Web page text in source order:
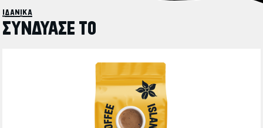
ιδανικά
ΣΥΝΔΥΑΣΕ ΤΟ